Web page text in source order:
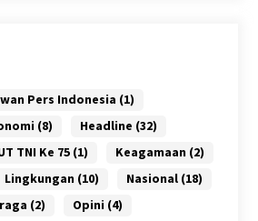
Pers Indonesia (1)
(8) Headline (32)
TNI Ke 75(1) Keagamaan (2)
Lingkungan (10) Nasional(18)
(2) Opini (4)